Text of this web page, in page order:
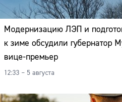
Модернизацию ЛЭП и
к зиме обсудили губернатор
вице-премьер
12:33 – 5 августа